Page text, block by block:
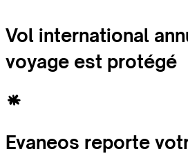
Vol international
voyage est protégé
Evaneos reporte